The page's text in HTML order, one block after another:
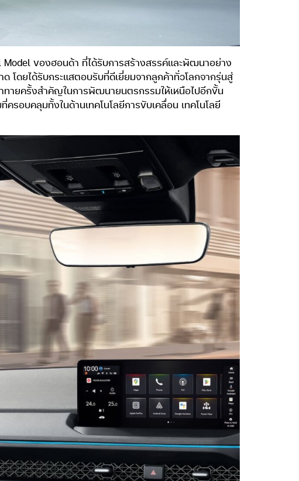
ของฮอนด้า ที่ได้รับการสร้างสรรค์และพัฒนาอย่าง
โดยได้รับกระแสตอบรับที่ดีเยี่ยมจากลูกค้าทั่วโลกจากรุ่นสู่
าทายครั้งสำคัญในการพัฒนายนตรกรรมให้เหนือไปอีกขั้น
รอบคลุมทั้งในด้านเทคโนโลยีการขับเคลื่อน เทคโนโลยี